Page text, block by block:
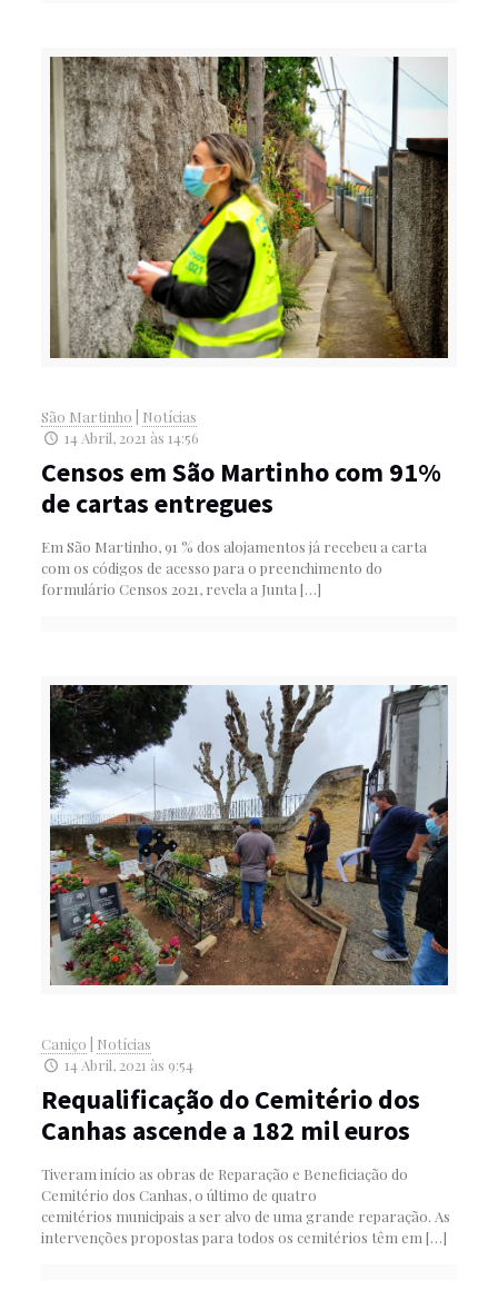
São Martinho
Notícias
14 Abril, 2021 às 14:56
Censos em São Martinho com 91%
de cartas entregues
Em São Martinho, 91 % dos alojamentos já recebeu a carta
com os códigos de acesso para o preenchimento do
formulário Censos 2021, revela a Junta […]
Caniço
Notícias
14 Abril, 2021 às 9:54
Requalificação do Cemitério dos
Canhas ascende a 182 mil euros
Tiveram início as obras de Reparação e Beneficiação do
Cemitério dos Canhas, o último de quatro
cemitérios municipais a ser alvo de uma grande reparação. As
intervenções propostas para todos os cemitérios têm em […]